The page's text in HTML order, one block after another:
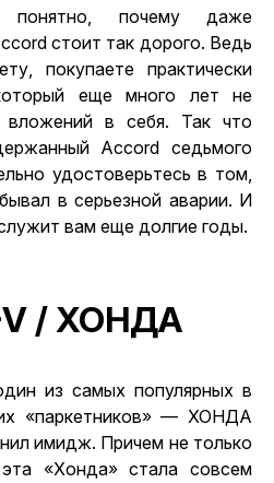
понятно, почему даже
стоит так дорого. Ведь
покупаете практически
еще много лет не
вложений в себя. Так что
Accord седьмого
удостоверьтесь в том,
в серьезной аварии. И
вам еще долгие годы.
V / ХОНДА
из самых популярных в
«паркетников» — ХОНДА
имидж. Причем не только
«Хонда» стала совсем